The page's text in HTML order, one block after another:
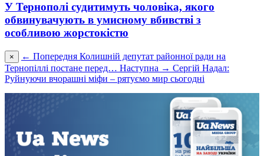
У Тернополі судитимуть чоловіка, якого
обвинувачують в умисному вбивстві з
особливою жорстокістю
× ← Попередня Колишній депутат районної ради на
Тернопіллі постане перед… Наступна → Сергій Надал:
Руйнуючи вчорашні міфи – рятуємо мир сьогодні